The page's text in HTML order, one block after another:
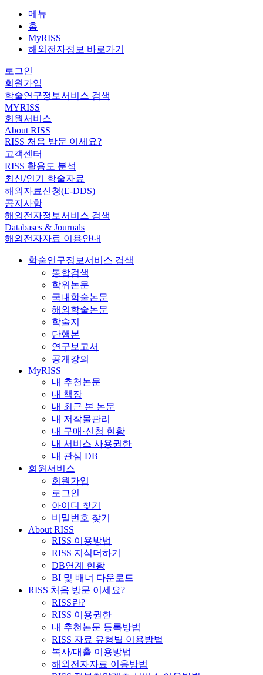
메뉴
홈
MyRISS
해외전자정보 바로가기
로그인
회원가입
학술연구정보서비스 검색
MYRISS
회원서비스
About RISS
RISS 처음 방문 이세요?
고객센터
RISS 활용도 분석
최신/인기 학술자료
해외자료신청(E-DDS)
공지사항
해외전자정보서비스 검색
Databases & Journals
해외전자자료 이용안내
학술연구정보서비스 검색
통합검색
학위논문
국내학술논문
해외학술논문
학술지
단행본
연구보고서
공개강의
MyRISS
내 추천논문
내 책장
내 최근 본 논문
내 저작물관리
내 구매·신청 현황
내 서비스 사용권한
내 관심 DB
회원서비스
회원가입
로그인
아이디 찾기
비밀번호 찾기
About RISS
RISS 이용방법
RISS 지식더하기
DB연계 현황
BI 및 배너 다운로드
RISS 처음 방문 이세요?
RISS란?
RISS 이용권한
내 추천논문 등록방법
RISS 자료 유형별 이용방법
복사/대출 이용방법
해외전자자료 이용방법